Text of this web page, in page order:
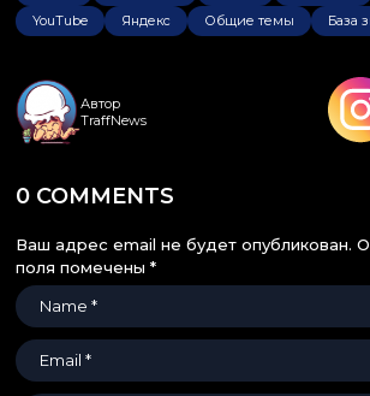
YouTube
Яндекс Общие темы База
Автор
TraffNews
0 COMMENTS
Ваш адрес email не будет опубликован.
поля помечены *